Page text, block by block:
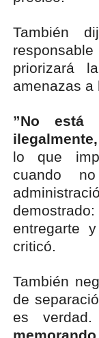
También
priorizará
amenazas a
”No está
lo que
cuando
entregarte
criticó.
También
de
es